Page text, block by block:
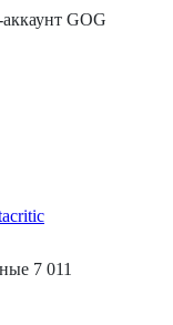
GOG
7 011